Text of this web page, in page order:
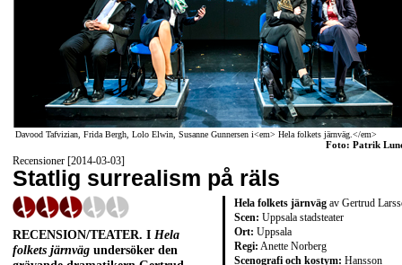
Davood Tafvizian, Frida Bergh, Lolo Elwin, Susanne Gunnersen i<em> Hela folkets järnväg.</em>
Foto: Patrik
Recensioner [2014-03-03]
Statlig surrealism på räls
Hela folkets järnväg av Gertrud
Scen: Uppsala stadsteater
Ort: Uppsala
Regi: Anette Norberg
Scenografi och kostym: Hansson
RECENSION/TEATER. I Hela
folkets järnväg undersöker den